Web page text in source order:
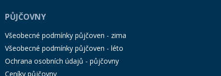
PŮJČOVNY
Všeobecné podmínky půjčoven - zima
Všeobecné podmínky půjčoven - léto
Ochrana osobních údajů - půjčovny
Ceníky půjčovny